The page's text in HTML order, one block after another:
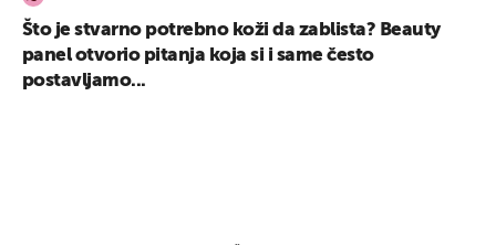
Što je stvarno potrebno koži da zablista? Beauty
panel otvorio pitanja koja si i same često
postavljamo...